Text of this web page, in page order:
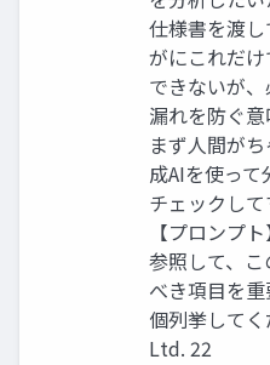
仕様書を渡
がにこれだ
できないが
漏れを防ぐ
まず人間が
成AIを使っ
チェックし
【プロンプ
参照して、
べき項目を
個列挙して
Ltd. 22